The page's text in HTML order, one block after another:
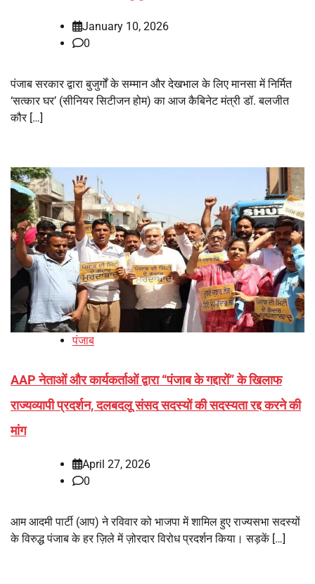
January 10, 2026
0
पंजाब सरकार द्वारा बुजुर्गों के सम्मान और देखभाल के लिए मानसा में निर्मित
‘सत्कार घर’ (सीनियर सिटीजन होम) का आज कैबिनेट मंत्री डॉ. बलजीत
कौर […]
पंजाब
AAP नेताओं और कार्यकर्ताओं द्वारा “पंजाब के गद्दारों” के खिलाफ
राज्यव्यापी प्रदर्शन, दलबदलू संसद सदस्यों की सदस्यता रद्द करने की
मांग
April 27, 2026
0
आम आदमी पार्टी (आप) ने रविवार को भाजपा में शामिल हुए राज्यसभा सदस्यों
के विरुद्ध पंजाब के हर ज़िले में ज़ोरदार विरोध प्रदर्शन किया। सड़कें […]